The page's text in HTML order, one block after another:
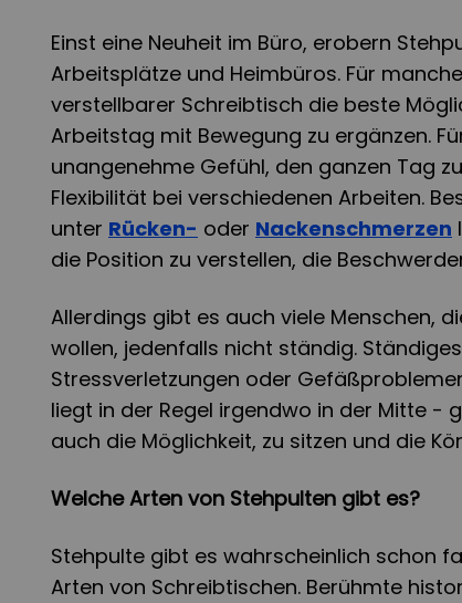
Einst eine Neuheit im Büro, erobern
Arbeitsplätze und Heimbüros. Für
verstellbarer Schreibtisch die beste
Arbeitstag mit Bewegung zu ergänzen.
unangenehme Gefühl, den ganzen Tag
Flexibilität bei verschiedenen Arbeiten.
unter Rücken- oder Nackenschmerzen
die Position zu verstellen, die
Allerdings gibt es auch viele Menschen,
wollen, jedenfalls nicht ständig.
Stressverletzungen oder
liegt in der Regel irgendwo in der Mitte -
auch die Möglichkeit, zu sitzen und die
Welche Arten von Stehpulten gibt es?
Stehpulte gibt es wahrscheinlich schon
Arten von Schreibtischen. Berühmte